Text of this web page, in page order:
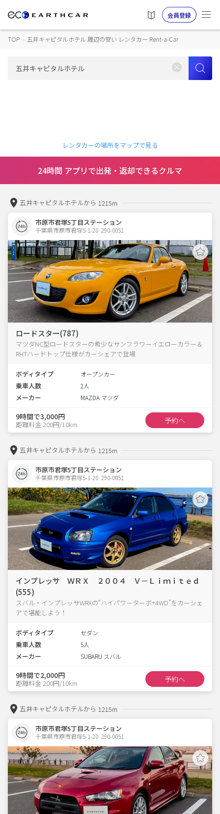
会員登録
TOP › 五井キャピタルホテル 周辺の安い レンタカー Rent-a-Car
レンタカーの場所をマップで見る
24時間 アプリで出発・返却できるクルマ
五井キャピタルホテルから 1215m
市原市君塚5丁目ステーション
千葉県市原市君塚5-1-20  290-0051
ロードスター(787)
マツダNC型ロードスターの希少なサンフラワーイエローカラー＆
RHTハードトップ仕様がカーシェアで登場
ボディタイプ オープンカー
乗車人数 2人
メーカー MAZDA マツダ
9時間で3,000円
距離料金 200円/10km 予約へ
五井キャピタルホテルから 1215m
市原市君塚5丁目ステーション
千葉県市原市君塚5-1-20  290-0051
インプレッサ ＷＲＸ ２００４ Ｖ－Ｌｉｍｉｔｅｄ
(555)
スバル・インプレッサWRXの“ハイパワーターボ+4WD”をカーシェ
アで堪能しよう！
ボディタイプ セダン
乗車人数 5人
メーカー SUBARU スバル
9時間で2,000円
距離料金 200円/10km 予約へ
五井キャピタルホテルから 1215m
市原市君塚5丁目ステーション
千葉県市原市君塚5-1-20  290-0051